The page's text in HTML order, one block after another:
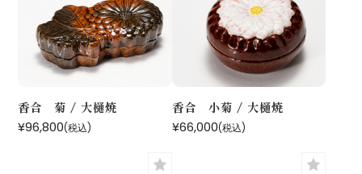
香合 菊 / 大樋焼
¥96,800(税込)
香合 小菊 / 大樋焼
¥66,000(税込)